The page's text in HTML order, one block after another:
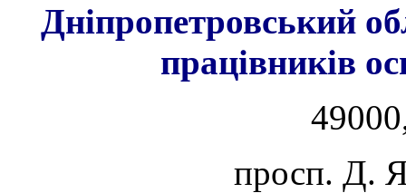
Дніпропетровський
працівників
просп. Д.